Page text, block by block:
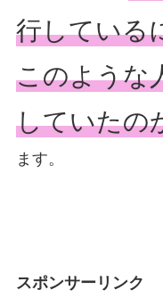
行している
このような
していたの
ます。
スポンサーリンク